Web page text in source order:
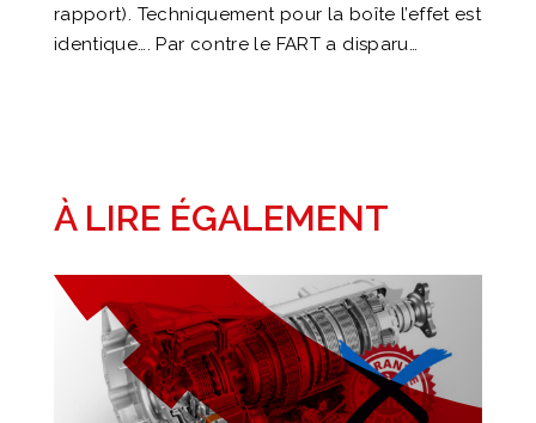
rapport). Techniquement pour la boîte l’effet est
identique…. Par contre le FART a disparu…
À LIRE ÉGALEMENT